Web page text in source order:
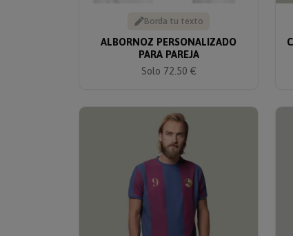
Borda tu texto
ALBORNOZ PERSONALIZADO
PARA PAREJA
Solo 72.50 €